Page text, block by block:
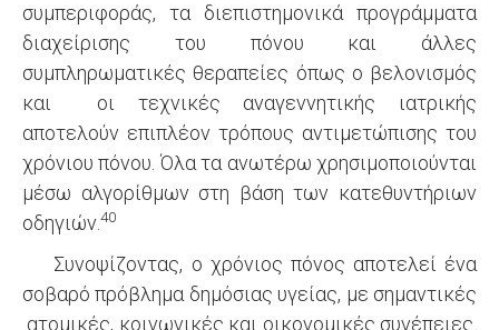
συμπεριφοράς, τα διεπιστημονικά προγράμματα
διαχείρισης του πόνου και άλλες
συμπληρωματικές θεραπείες όπως ο βελονισμός
και οι τεχνικές αναγεννητικής ιατρικής
αποτελούν επιπλέον τρόπους αντιμετώπισης του
χρόνιου πόνου. Όλα τα ανωτέρω χρησιμοποιούνται
μέσω αλγορίθμων στη βάση των κατεθυντήριων
οδηγιών.40
Συνοψίζοντας, ο χρόνιος πόνος αποτελεί ένα
σοβαρό πρόβλημα δημόσιας υγείας, με σημαντικές
ατομικές, κοινωνικές και οικονομικές συνέπειες.